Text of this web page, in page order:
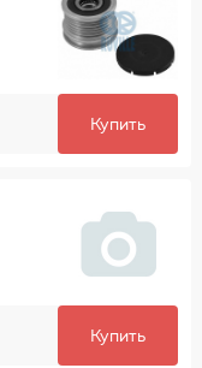
Купить
Купить